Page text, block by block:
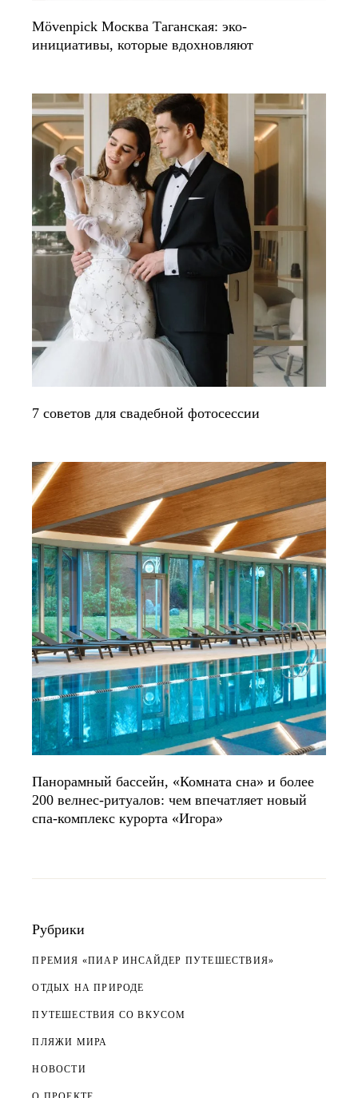
Mövenpick Москва Таганская: эко-
инициативы, которые вдохновляют
7 советов для свадебной фотосессии
Панорамный бассейн, «Комната сна» и более
200 велнес-ритуалов: чем впечатляет новый
спа-комплекс курорта «Игора»
Рубрики
ПРЕМИЯ «ПИАР ИНСАЙДЕР ПУТЕШЕСТВИЯ»
ОТДЫХ НА ПРИРОДЕ
ПУТЕШЕСТВИЯ СО ВКУСОМ
ПЛЯЖИ МИРА
НОВОСТИ